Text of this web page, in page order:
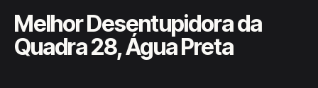
Melhor Desentupidora da
Quadra 28, Água Preta